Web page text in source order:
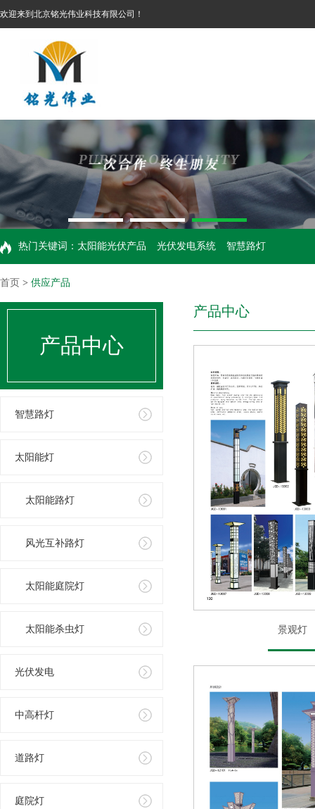
欢迎来到北京铭光伟业科技有限公司！
热门关键词： 太阳能光伏产品 光伏发电系统 智慧路灯
首页 > 供应产品
产品中心
智慧路灯
太阳能灯
太阳能路灯
风光互补路灯
太阳能庭院灯
太阳能杀虫灯
光伏发电
中高杆灯
道路灯
庭院灯
产品中心
景观灯